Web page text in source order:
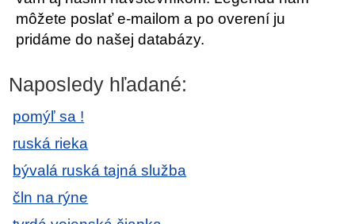
môžete poslať e-mailom a po overení ju
pridáme do našej databázy.
Naposledy hľadané:
pomýľ sa !
ruská rieka
bývalá ruská tajná služba
čln na rýne